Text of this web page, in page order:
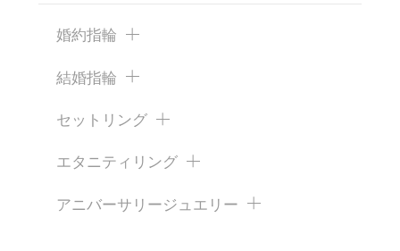
婚約指輪
結婚指輪
セットリング
エタニティリング
アニバーサリージュエリー